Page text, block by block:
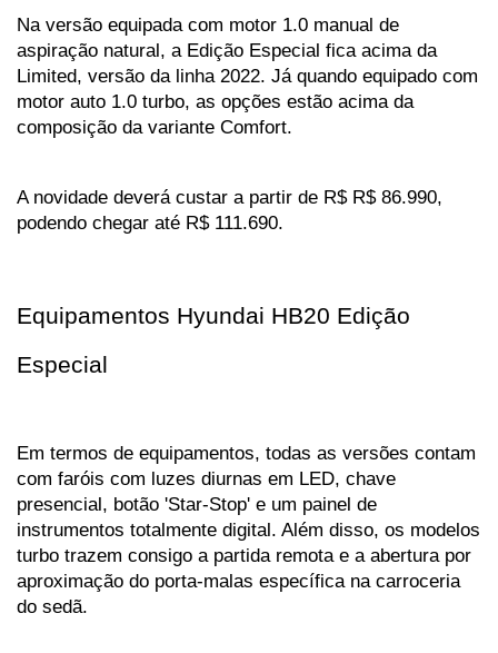
Na versão equipada com motor 1.0 manual de
aspiração natural, a Edição Especial fica acima da
Limited, versão da linha 2022. Já quando equipado com
motor auto 1.0 turbo, as opções estão acima da
composição da variante Comfort.
A novidade deverá custar a partir de R$ R$ 86.990,
podendo chegar até R$ 111.690.
Equipamentos Hyundai HB20 Edição
Especial
Em termos de equipamentos, todas as versões contam
com faróis com luzes diurnas em LED, chave
presencial, botão 'Star-Stop' e um painel de
instrumentos totalmente digital. Além disso, os modelos
turbo trazem consigo a partida remota e a abertura por
aproximação do porta-malas específica na carroceria
do sedã.